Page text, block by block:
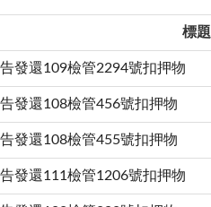
標題
發還109檢管2294號扣押物
發還108檢管456號扣押物
發還108檢管455號扣押物
發還111檢管1206號扣押物